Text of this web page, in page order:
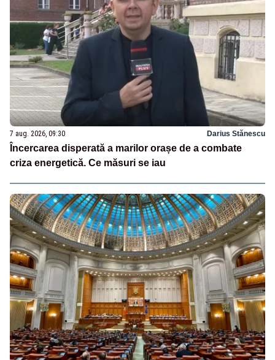
7 aug. 2026, 09:30 Darius Stănescu
Încercarea disperată a marilor orașe de a combate
criza energetică. Ce măsuri se iau